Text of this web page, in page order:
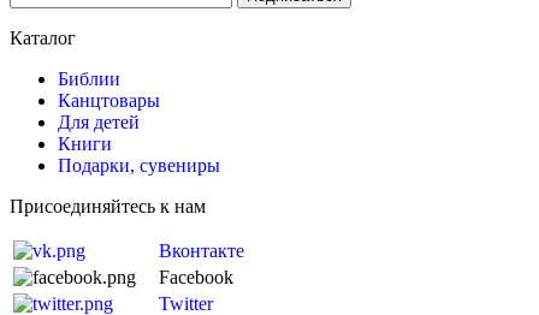
Каталог
Библии
Канцтовары
Для детей
Книги
Подарки, сувениры
Присоединяйтесь к нам
Вконтакте
Facebook
Twitter